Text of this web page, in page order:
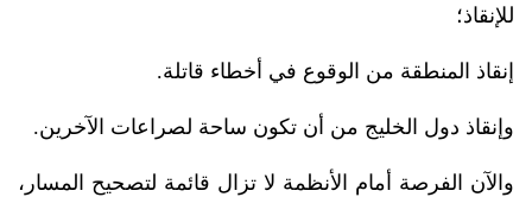
للإنقاذ؛
إنقاذ المنطقة من الوقوع في أخطاء قاتلة.
وإنقاذ دول الخليج من أن تكون ساحة لصراعات الآخرين.
والآن الفرصة أمام الأنظمة لا تزال قائمة لتصحيح المسار،